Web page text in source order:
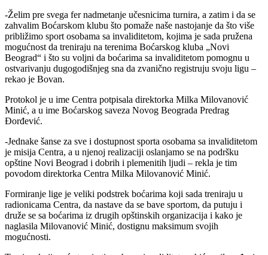
-Želim pre svega fer nadmetanje učesnicima turnira, a zatim i da se
zahvalim Boćarskom klubu što pomaže naše nastojanje da što više
približimo sport osobama sa invaliditetom, kojima je sada pružena
mogućnost da treniraju na terenima Boćarskog kluba „Novi
Beograd“ i što su voljni da boćarima sa invaliditetom pomognu u
ostvarivanju dugogodišnjeg sna da zvanično registruju svoju ligu –
rekao je Bovan.
Protokol je u ime Centra potpisala direktorka Milka Milovanović
Minić, a u ime Boćarskog saveza Novog Beograda Predrag
Đorđević.
-Jednake šanse za sve i dostupnost sporta osobama sa invaliditetom
je misija Centra, a u njenoj realizaciji oslanjamo se na podršku
opštine Novi Beograd i dobrih i plemenitih ljudi – rekla je tim
povodom direktorka Centra Milka Milovanović Minić.
Formiranje lige je veliki podstrek boćarima koji sada treniraju u
radionicama Centra, da nastave da se bave sportom, da putuju i
druže se sa boćarima iz drugih opštinskih organizacija i kako je
naglasila Milovanović Minić, dostignu maksimum svojih
mogućnosti.